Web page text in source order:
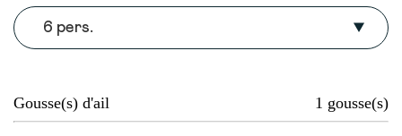
6 pers.
Gousse(s) d'ail 1 gousse(s)